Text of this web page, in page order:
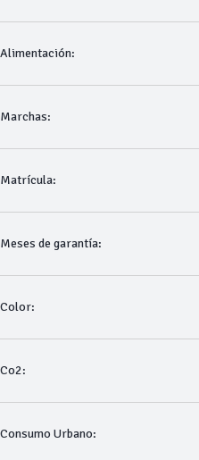
Alimentación:
Marchas:
Matrícula:
Meses de garantía:
Color:
Co2:
Consumo Urbano: